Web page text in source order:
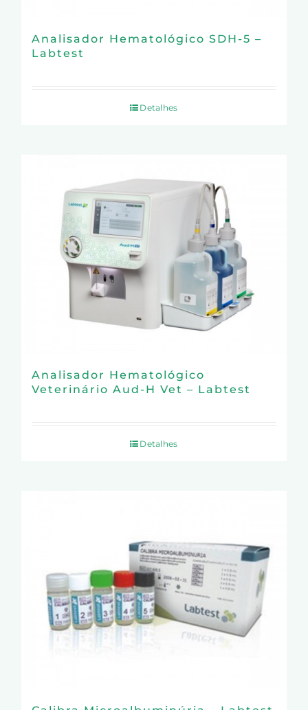
Analisador Hematológico SDH-5 –
Labtest
Detalhes
Analisador Hematológico
Veterinário Aud-H Vet – Labtest
Detalhes